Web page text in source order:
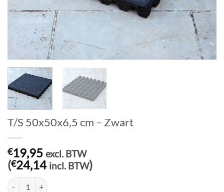
T/S 50x50x6,5 cm – Zwart
€19,95 excl. BTW
(€24,14 incl. BTW)
T/S 50x50x6,5 cm - Zwart aantal